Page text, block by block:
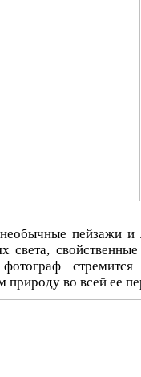
пейзажи
света,
стремится
во всей ее